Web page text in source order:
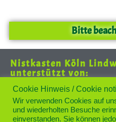
Bitte
Nistkasten Köln
unterstützt von:
Cookie Hinweis / Cookie
Wir verwenden Cookies auf
und wiederholten Besuche
einverstanden. Sie können